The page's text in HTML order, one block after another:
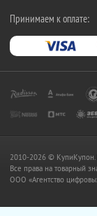
Принимаем к оплате:
2010-2026 © КупиКупон.
Все права на товарный
OOO «Агентство